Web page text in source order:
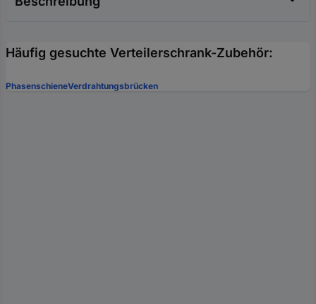
Häufig gesuchte Verteilerschrank-Zubehör:
PhasenschieneVerdrahtungsbrücken